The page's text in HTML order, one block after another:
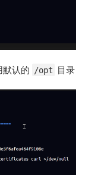
默认的 /opt 目录